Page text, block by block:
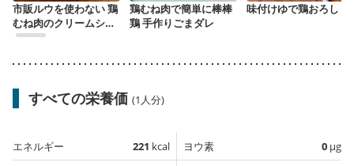
市販ルウを使わない 鶏
むね肉のクリームシチ
ュー
鶏むね肉で簡単に棒棒
鶏 手作りごまダレ
味付けゆで鶏おろし
すべての栄養価 (1人分)
エネルギー 221 kcal
ヨウ素 0 µg